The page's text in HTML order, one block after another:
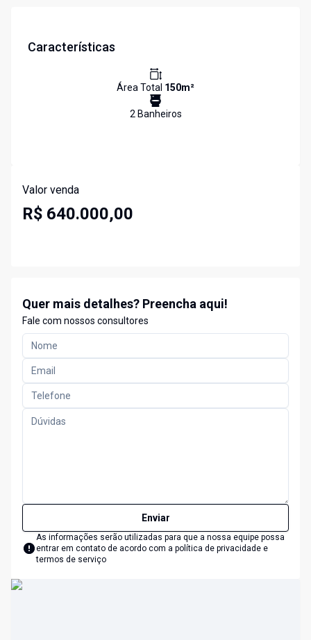
Características
Área Total 150m²
2Banheiros
Valor venda
R$ 640.000,00
Quer mais detalhes? Preencha aqui!
Fale com nossos consultores
Enviar
As informações serão utilizadas para que a nossa equipe possa
entrar em contato de acordo com a política de privacidade e
termos de serviço